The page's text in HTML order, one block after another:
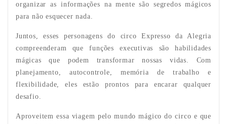
organizar as informações na mente são segredos mágicos
para não esquecer nada.
Juntos, esses personagens do circo Expresso da Alegria
compreenderam que funções executivas são habilidades
mágicas que podem transformar nossas vidas. Com
planejamento, autocontrole, memória de trabalho e
flexibilidade, eles estão prontos para encarar qualquer
desafio.
Aproveitem essa viagem pelo mundo mágico do circo e que